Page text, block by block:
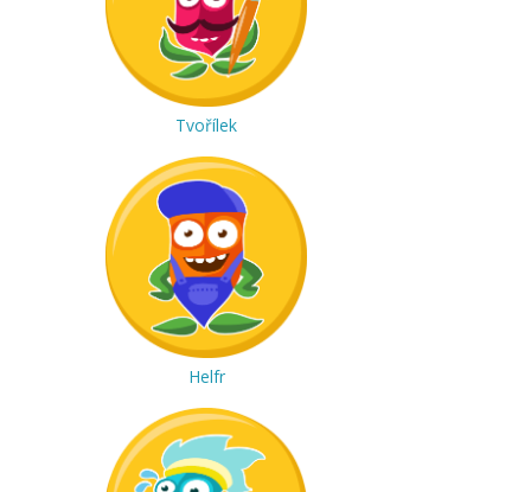
Tvořílek
Helfr